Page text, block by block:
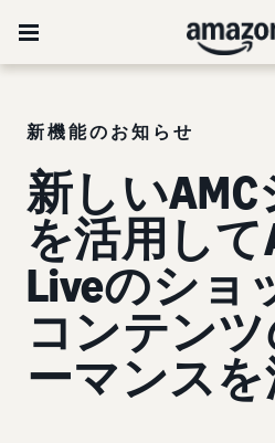
新機能のお知らせ
新しい
を活用して
Liveのショ
コンテン
ーマンスを